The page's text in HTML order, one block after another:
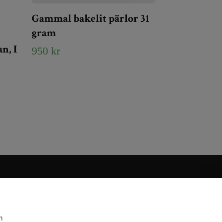
I
Gammal bakelit pärlor 31
gram
950 kr